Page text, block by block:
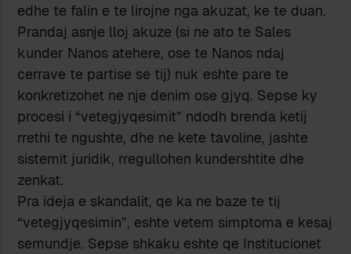
edhe te falin e te lirojne nga akuzat, ke te duan.
Prandaj asnje lloj akuze (si ne ato te Sales
kunder Nanos atehere, ose te Nanos ndaj
cerrave te partise se tij) nuk eshte pare te
konkretizohet ne nje denim ose gjyq. Sepse ky
procesi i “vetegjyqesimit” ndodh brenda ketij
rrethi te ngushte, dhe ne kete tavoline, jashte
sistemit juridik, rregullohen kundershtite dhe
zenkat.
Pra ideja e skandalit, qe ka ne baze te tij
“vetegjyqesimin”, eshte vetem simptoma e kesaj
semundje. Sepse shkaku eshte qe Institucionet